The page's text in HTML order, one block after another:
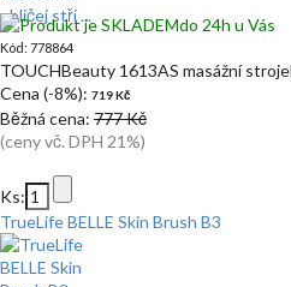
do 24h u Vás
Kód: 778864
TOUCHBeauty 1613AS masážní
Cena (-8%): 719 Kč
Běžná cena: 777 Kč
(ceny vč. DPH 21%)
Ks:
TrueLife BELLE Skin Brush B3